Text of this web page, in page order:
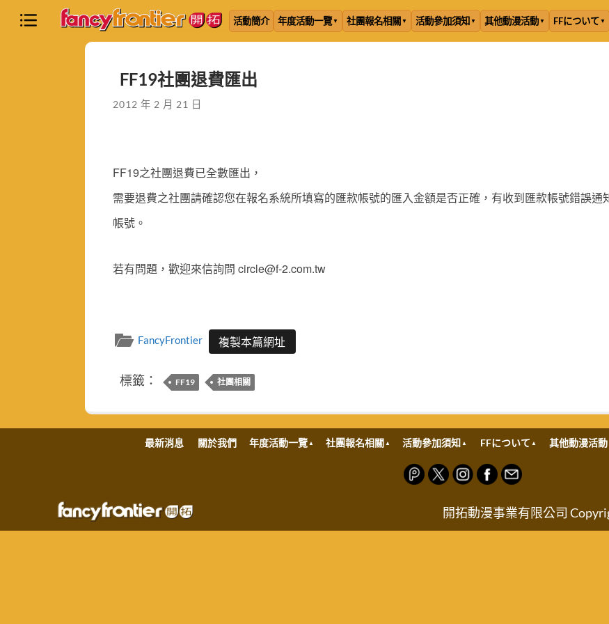
活動簡介 年度活動一覽 社團報名相關 活動參加須知 其他動漫活動 FFについて
FF19社團退費匯出
2012 年 2 月 21 日
FF19之社團退費已全數匯出，
需要退費之社團請確認您在報名系統所填寫的匯款帳號的匯入金額是否正確，有收到匯款帳號錯誤
帳號。
若有問題，歡迎來信詢問 circle@f-2.com.tw
FancyFrontier 複製本篇網址
標籤： FF19 社團相關
最新消息 關於我們 年度活動一覽 社團報名相關 活動參加須知 FFについて 其他動漫活動
開拓動漫事業有限公司